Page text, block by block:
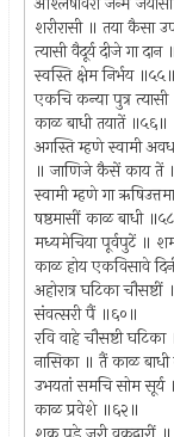
शरीरासी ॥ तया कैसा
त्यासी वैदूर्य दीजे गा
स्वस्ति क्षेम निर्भय ॥५५॥
एकचि कन्या पुत्र
काळ बाधी तयातें ॥५६॥
अगस्ति म्हणे स्वामी
॥ जाणिजे कैसें काय तें
स्वामी म्हणे गा
षष्ठमासीं काळ बाधी
मध्यमेचिया पूर्वपुटें ॥
काळ होय एकविसावे
अहोरात्र घटिका
संवत्सरी पैं ॥६०॥
रवि वाहे चौसष्टी
नासिका ॥ तैं काळ
उभयतां समचि सोम सूर्य
काळ प्रवेशे ॥६२॥